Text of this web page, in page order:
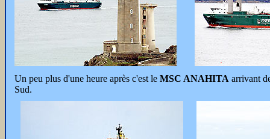
Un peu plus d'une heure après c'est le MSC ANAHITA arrivant
Sud.